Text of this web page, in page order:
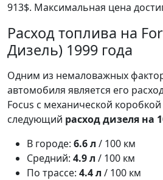
913$. Максимальная цена
Расход топлива на
Дизель) 1999 года
Одним из немаловажных
автомобиля является его
Focus с механической
следующий расход дизеля на
В городе: 6.6 л / 100 км
Средний: 4.9 л / 100 км
По трассе: 4.4 л / 100 км